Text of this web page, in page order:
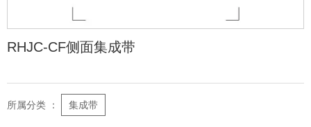
RHJC-CF侧面集成带
所属分类 ： 集成带